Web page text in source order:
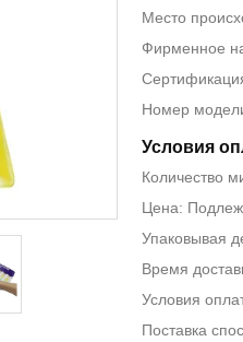
Место
Фирменное
Номер
Условия
Количество
Цена:
Упаковывая
Время
Условия
Поставка